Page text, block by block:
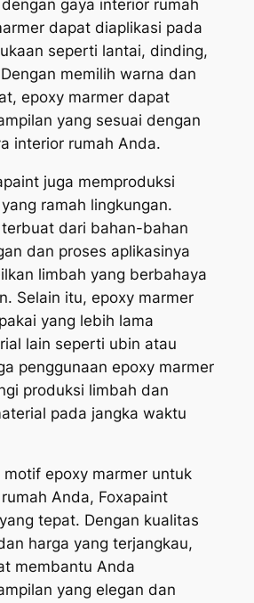
gaya interior rumah
dapat diaplikasi pada
seperti lantai, dinding,
memilih warna dan
epoxy marmer dapat
yang sesuai dengan
interior rumah Anda.
juga memproduksi
ramah lingkungan.
terbuat dari bahan-bahan
dan proses aplikasinya
limbah yang berbahaya
Selain itu, epoxy marmer
yang lebih lama
lain seperti ubin atau
penggunaan epoxy marmer
produksi limbah dan
pada jangka waktu
motif epoxy marmer untuk
Anda, Foxapaint
tepat. Dengan kualitas
harga yang terjangkau,
membantu Anda
yang elegan dan